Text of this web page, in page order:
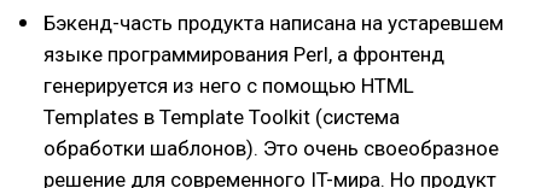
Бэкенд-часть продукта написана на устаревшем
языке программирования Perl, а фронтенд
генерируется из него с помощью HTML
Templates в Template Toolkit (система
обработки шаблонов). Это очень своеобразное
решение для современного IT-мира. Но продукт